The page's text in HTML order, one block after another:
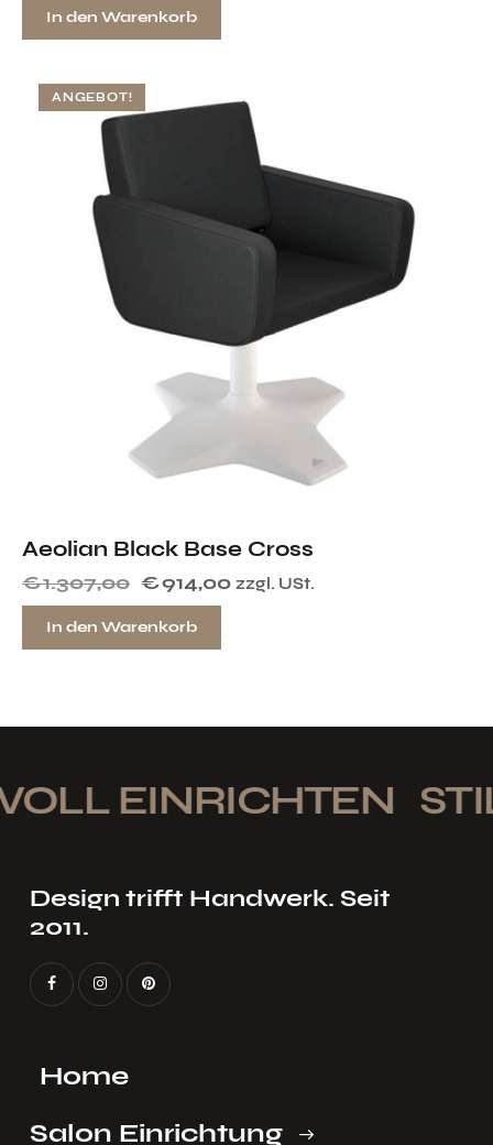
In den Warenkorb
ANGEBOT!
Aeolian Black Base Cross
€1.307,00 €914,00 zzgl. USt.
In den Warenkorb
EINRICHTEN
Design trifft Handwerk. Seit
2011.
Home
Salon Einrichtung